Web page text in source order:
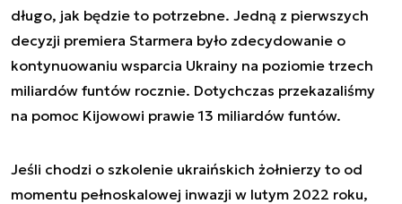
długo, jak będzie to potrzebne. Jedną z pierwszych
decyzji premiera Starmera było zdecydowanie o
kontynuowaniu wsparcia Ukrainy na poziomie trzech
miliardów funtów rocznie. Dotychczas przekazaliśmy
na pomoc Kijowowi prawie 13 miliardów funtów.
Jeśli chodzi o szkolenie ukraińskich żołnierzy to od
momentu pełnoskalowej inwazji w lutym 2022 roku,